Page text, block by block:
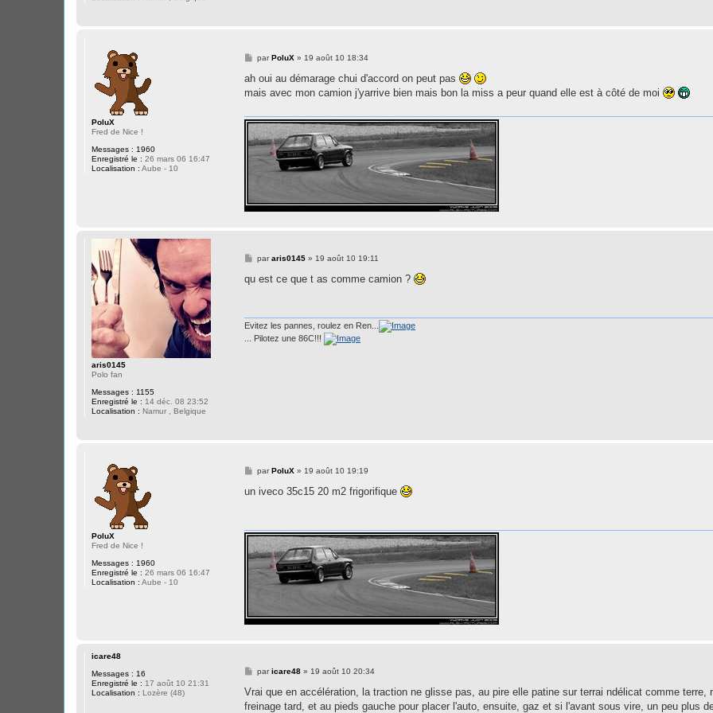
PoluX
Fred de Nice !
Messages : 1960
Enregistré le : 26 mars 06 16:47
Localisation : Aube - 10
M
s
a
parPoluX» 19 août 10 18:34
ah oui au démarage chui d'accord on peut pas
mais avec mon camion j'yarrive bien mais bon la miss a peur quand elle est à côté de moi
aris0145
Polo fan
Messages : 1155
Enregistré le : 14 déc. 08 23:52
Localisation : Namur , Belgique
M
s
pararis0145» 19 août 10 19:11
qu est ce que t as comme camion ?
Evitez les pannes, roulez en Ren...
... Pilotez une 86C!!!
PoluX
Fred de Nice !
Messages : 1960
Enregistré le : 26 mars 06 16:47
Localisation : Aube - 10
M
s
parPoluX» 19 août 10 19:19
un iveco 35c15 20 m2 frigorifique
icare48
Messages : 16
Enregistré le : 17 août 10 21:31
Localisation : Lozère (48)
M
s
a
paricare48» 19 août 10 20:34
Vrai que en accélération, la traction ne glisse pas, au pire elle patine sur terrai ndélicat comme
freinage tard, et au pieds gauche pour placer l'auto, ensuite, gaz et si l'avant sous vire, un peu plus